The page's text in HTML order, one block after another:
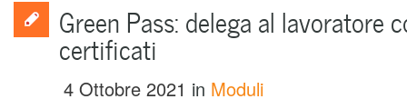
Green Pass: delega al lavoratore
certificati
4 Ottobre 2021 in Moduli